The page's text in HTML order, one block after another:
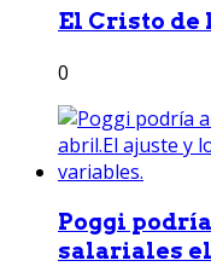
El Cristo de
0
Poggi
salariales